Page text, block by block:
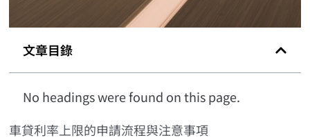
文章目錄
No headings were found on this page.
車貸利率上限的申請流程與注意事項